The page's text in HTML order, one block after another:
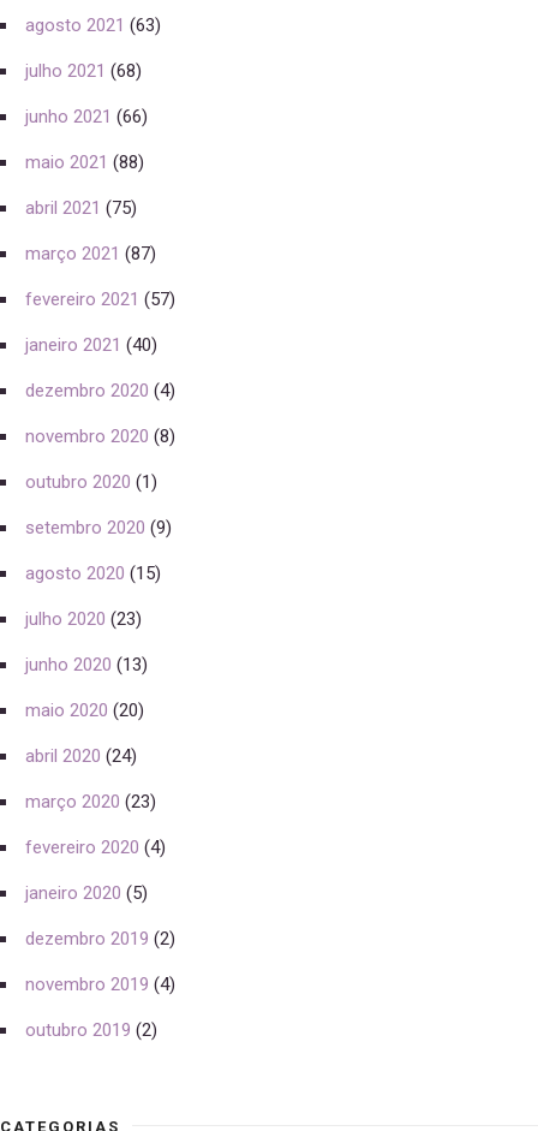
agosto 2021 (63)
julho 2021 (68)
junho 2021 (66)
maio 2021 (88)
abril 2021 (75)
março 2021 (87)
fevereiro 2021 (57)
janeiro 2021 (40)
dezembro 2020 (4)
novembro 2020 (8)
outubro 2020 (1)
setembro 2020 (9)
agosto 2020 (15)
julho 2020 (23)
junho 2020 (13)
maio 2020 (20)
abril 2020 (24)
março 2020 (23)
fevereiro 2020 (4)
janeiro 2020 (5)
dezembro 2019 (2)
novembro 2019 (4)
outubro 2019 (2)
CATEGORIAS